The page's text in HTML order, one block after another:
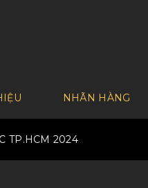
NHÃN HÀNG
TP.HCM 2024